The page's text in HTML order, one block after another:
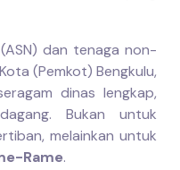
dan tenaga non-
(Pemkot) Bengkulu,
dinas lengkap,
Bukan untuk
melainkan untuk
Rame.